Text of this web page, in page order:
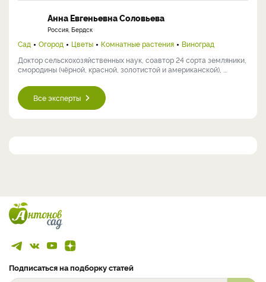
Анна Евгеньевна Соловьева
Россия, Бердск
Сад Огород Цветы Комнатные растения
Виноград
Доктор сельскохозяйственных наук, соавтор 24 сорта земляники,
смородины (чёрной, красной, золотистой и американской), ...
Все эксперты
Подписаться на подборку статей